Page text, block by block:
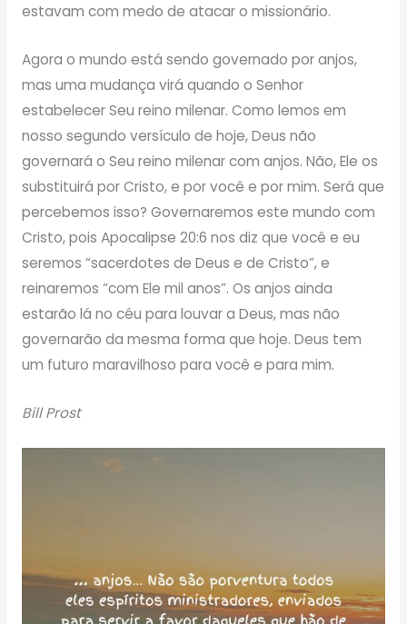
estavam com medo de atacar o missionário.
Agora o mundo está sendo governado por anjos,
mas uma mudança virá quando o Senhor
estabelecer Seu reino milenar. Como lemos em
nosso segundo versículo de hoje, Deus não
governará o Seu reino milenar com anjos. Não, Ele os
substituirá por Cristo, e por você e por mim. Será que
percebemos isso? Governaremos este mundo com
Cristo, pois Apocalipse 20:6 nos diz que você e eu
seremos “sacerdotes de Deus e de Cristo”, e
reinaremos “com Ele mil anos”. Os anjos ainda
estarão lá no céu para louvar a Deus, mas não
governarão da mesma forma que hoje. Deus tem
um futuro maravilhoso para você e para mim.
Bill Prost